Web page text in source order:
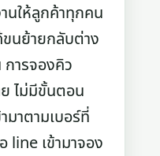
นให้ลูกค้าทุกคน
ขนย้ายกลับต่าง
ารจองคิว
ไม่มีขั้นตอน
มาตามเบอร์ที่
line เข้ามาจอง